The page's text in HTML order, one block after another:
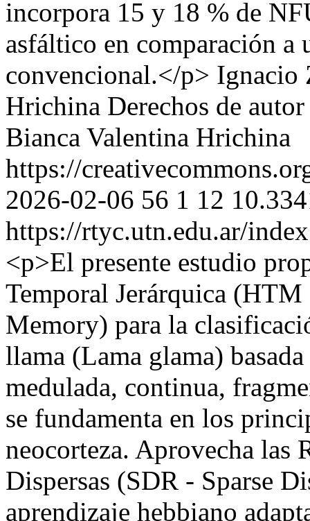
incorpora 15 y 18 % de
asfáltico en comparación a
convencional.</p> Ignacio
Hrichina Derechos de
Bianca Valentina Hrichina
https://
2026-02-06 56 1 12
https://rtyc.utn.edu.ar/
<p>El presente estudio
Temporal Jerárquica
Memory) para la
llama (Lama glama)
medulada, continua,
se fundamenta en los
neocorteza. Aprovecha las
Dispersas (SDR - Sparse
aprendizaje hebbiano